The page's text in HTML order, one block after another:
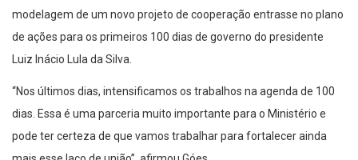
modelagem de um novo projeto de cooperação entrasse no plano
de ações para os primeiros 100 dias de governo do presidente
Luiz Inácio Lula da Silva.
“Nos últimos dias, intensificamos os trabalhos na agenda de 100
dias. Essa é uma parceria muito importante para o Ministério e
pode ter certeza de que vamos trabalhar para fortalecer ainda